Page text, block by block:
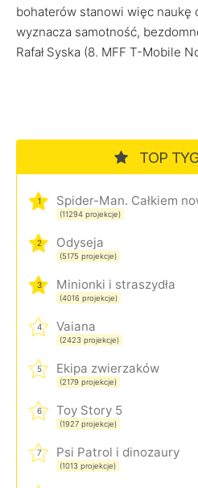
bohaterów stanowi więc naukę
wyznacza samotność,
Rafał Syska (8. MFF T-Mobile
TOP
1
(11294 projekcje)
2 Odyseja
(5175 projekcje)
3 Minionki i straszydła
(4016 projekcje)
4 Vaiana
(2423 projekcje)
5 Ekipa zwierzaków
(2179 projekcje)
6 Toy Story 5
(1927 projekcje)
7 Psi Patrol i dinozaury
(1013 projekcje)